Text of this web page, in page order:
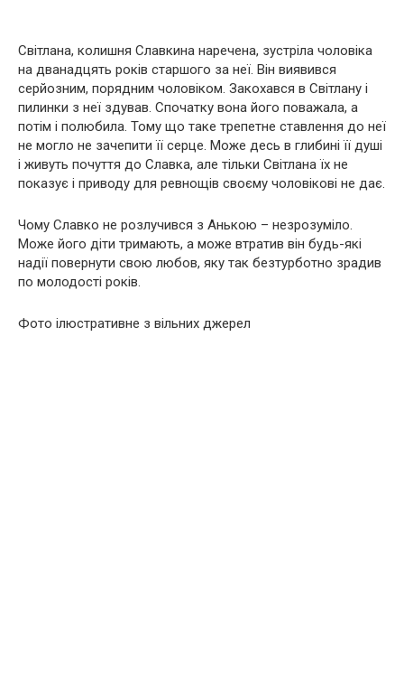
Світлана, колишня Славкина наречена, зустріла чоловіка
на дванадцять років старшого за неї. Він виявився
серйозним, порядним чоловіком. Закохався в Світлану і
пилинки з неї здував. Спочатку вона його поважала, а
потім і полюбила. Тому що таке трепетне ставлення до неї
не могло не зачепити її серце. Може десь в глибині її душі
і живуть почуття до Славка, але тільки Світлана їх не
показує і приводу для ревнощів своєму чоловікові не дає.
Чому Славко не розлучився з Анькою – незрозуміло.
Може його діти тримають, а може втратив він будь-які
надії повернути свою любов, яку так безтурботно зрадив
по молодості років.
Фото ілюстративне з вільних джерел